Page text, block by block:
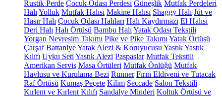
Rustik Perde Çocuk Odası Perdesi Güneşlik Mutfak Perdeleri
Halı Yolluk Mutfak Halısı Makine Halısı Shaggy Halı Jüt ve
Hasır Halı Çocuk Odası Halıları Halı Kaydırmazı El Halısı
Deri Halı Halı Örtüsü Bambu Halı Yatak Odası Tekstili
Yorgan Nevresim Takımı Pike ve Pike Takımı Yatak Örtüsü
Çarşaf BattaniyeYatak Alezi & Koruyucusu YastıkYastık
Kılıfı Uyku Seti Yastık Alezi Paspaslar Mutfak Tekstili
Amerikan Servis Masa Örtüleri Mutfak Önlüğü Mutfak
Havlusu ve Kurulama Bezi Runner Fırın Eldiveni ve Tutacak
Raf Örtüsü Kumaş Peçete Kilim Seccade Salon Tekstili
Kırlent ve Kırlent Kılıfı Sandalye Minderi Koltuk Örtüsü ve